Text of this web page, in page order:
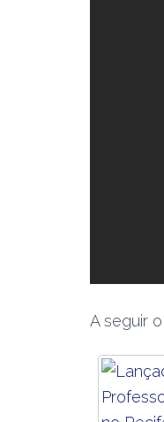
A seguir